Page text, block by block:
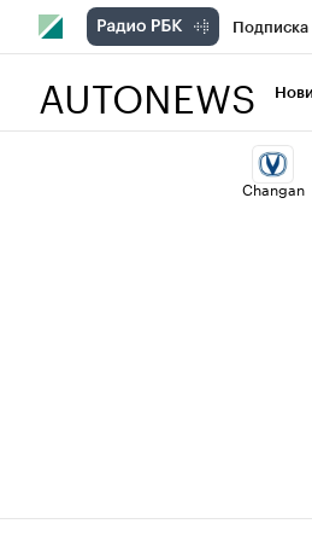
Подписка
AUTONEWS
Changan